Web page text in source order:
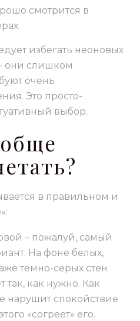
смотрится в
избегать неоновых
они слишком
очень
Это просто-
выбор.
в правильном и
– пожалуй, самый
На фоне белых,
темно-серых стен
так, как нужно. Как
нарушит спокойствие
«согреет» его.